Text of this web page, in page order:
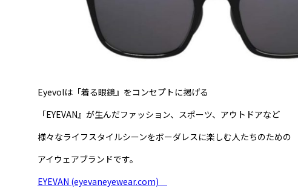
Eyevolは「着る眼鏡』をコンセプトに掲げる
「EYEVAN』が生んだファッション、スポーツ、アウトドアなど
様々なライフスタイルシーンをボーダレスに楽しむ人たちのための
アイウェアブランドです。
EYEVAN (eyevaneyewear.com)